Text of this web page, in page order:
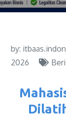
by:
2026